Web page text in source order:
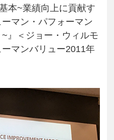
本~業績向上に貢献す
マン・パフォーマン
』＜ジョー・ウィルモ
マンバリュー2011年